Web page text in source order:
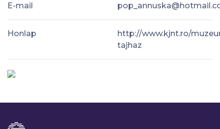
E-mail
Honlap
http://www.kjnt.ro/
tajhaz